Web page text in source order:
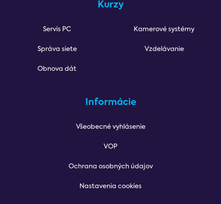
Kurzy
Servis PC
Správa siete
Obnova dát
Kamerové systémy
Vzdelávanie
Informácie
Všeobecné vyhlásenie
VOP
Ochrana osobných údajov
Nastavenia cookies